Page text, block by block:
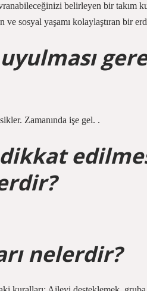
belirleyen bir takım
ve sosyal yaşamı kolaylaştıran bir
Zamanında işe gel. .
nelerdir?